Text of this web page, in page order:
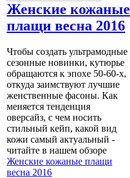
Женские кожаные
плащи весна 2016
Чтобы создать ультрамодные
сезонные новинки, кутюрье
обращаются к эпохе 50-60-х,
откуда заимствуют лучшие
женственные фасоны. Как
меняется тенденция
оверсайз, с чем носить
стильный кейп, какой вид
кожи самый актуальный -
читайте в нашем обзоре
Женские кожаные плащи
весна 2016